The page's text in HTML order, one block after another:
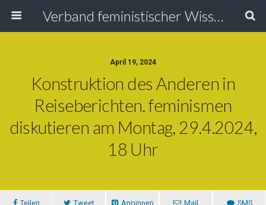
Verband feministischer Wissenschafterinnen
April 19, 2024
Konstruktion des Anderen in
Reiseberichten. feminismen
diskutieren am Montag, 29.4.2024,
18 Uhr
Teilen Tweet Anpinnen Mail SMS